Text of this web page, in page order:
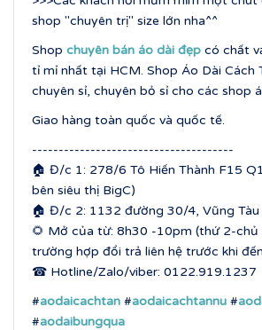
shop "chuyên trị" size lớn nha^^
Shop chuyên bán áo dài đẹp có chất
tỉ mỉ nhất tại HCM. Shop Áo Dài Cách
chuyên sỉ, chuyên bỏ sỉ cho các shop
Giao hàng toàn quốc và quốc tế.
--------------------------------------
🏠 Đ/c 1: 278/6 Tô Hiến Thành F15
bên siêu thị BigC)
🏠 Đ/c 2: 1132 đường 30/4, Vũng Tàu
🌻 Mở của từ: 8h30 -10pm (thứ 2-chủ
trường hợp đổi trả liên hệ trước khi
☎ Hotline/Zalo/viber: 0122.919.1237
#aodaicachtan #aodaicachtannu #
#aodaibungqua